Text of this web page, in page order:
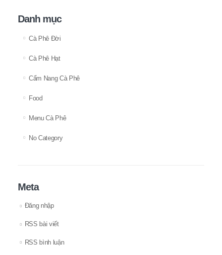
Danh mục
Cà Phê Đời
Cà Phê Hạt
Cẩm Nang Cà Phê
Food
Menu Cà Phê
No Category
Meta
Đăng nhập
RSS bài viết
RSS bình luận